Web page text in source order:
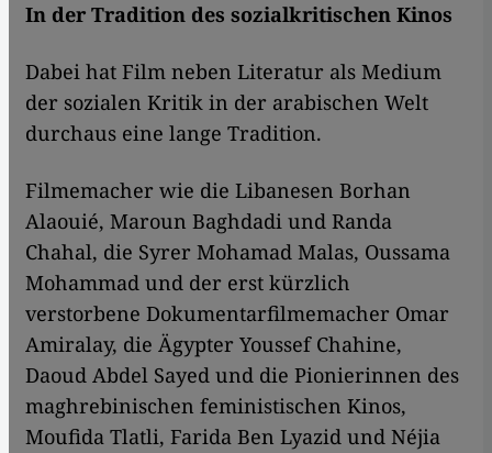
In der Tradition des sozialkritischen Kinos
Dabei hat Film neben Literatur als Medium
der sozialen Kritik in der arabischen Welt
durchaus eine lange Tradition.
​​Filmemacher wie die Libanesen Borhan
Alaouié, Maroun Baghdadi und Randa
Chahal, die Syrer Mohamad Malas, Oussama
Mohammad und der erst kürzlich
verstorbene Dokumentarfilmemacher Omar
Amiralay, die Ägypter Youssef Chahine,
Daoud Abdel Sayed und die Pionierinnen des
maghrebinischen feministischen Kinos,
Moufida Tlatli, Farida Ben Lyazid und Néjia